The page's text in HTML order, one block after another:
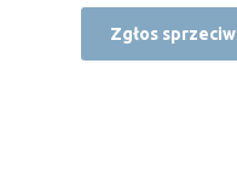
Zgłos sprzeciw